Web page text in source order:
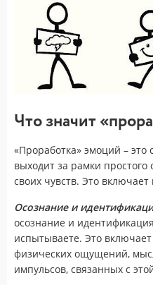
Что значит
«Проработка» эмоций –
выходит за рамки
своих чувств. Это включает
Осознание и
осознание и
испытываете. Это
физических ощущений,
импульсов, связанных с